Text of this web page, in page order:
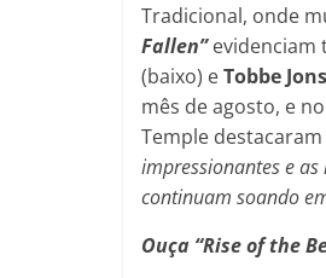
Tradicional, onde
Fallen”evidenciam
(baixo) eTobbe
mês de agosto, e
Temple
impressionantes e
continuam soando
Ouça “Rise of the